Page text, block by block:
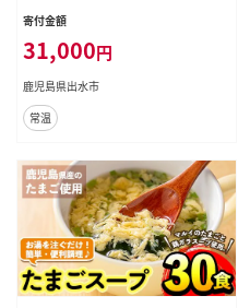
3回) 卵 たまご スープ フリーズドラ
イ 即席 簡単調理 非常食 常温保存
常温 保存 定期便 3回 連続 お弁当
朝ごはん お昼ご飯 晩御飯 アウトド
ア キャンプ お手軽 【マルイ食品】
寄付金額
31,000円
鹿児島県出水市
常温